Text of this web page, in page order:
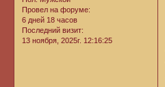
Провел на форуме:
6 дней 18 часов
Последний визит:
13 ноября, 2025г. 12:16:25